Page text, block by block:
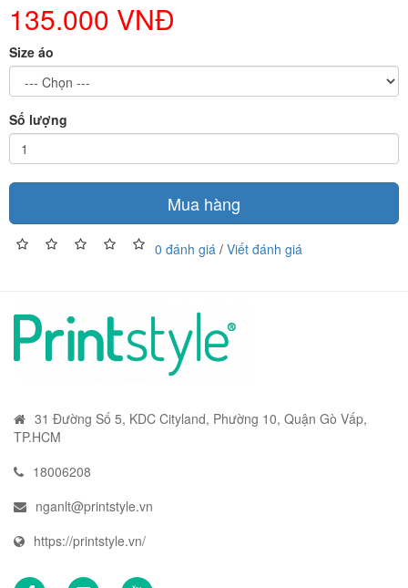
135.000 VNĐ
Size áo
Số lượng
Mua hàng
0 đánh giá / Viết đánh giá
31 Đường Số 5, KDC Cityland, Phường 10, Quận Gò Vấp,
TP.HCM
18006208
nganlt@printstyle.vn
https://printstyle.vn/